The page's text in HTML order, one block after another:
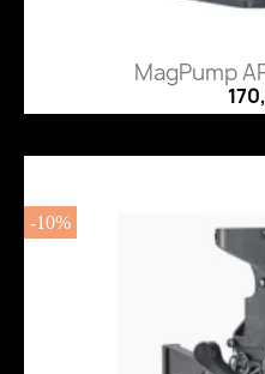
MagPump
-10%